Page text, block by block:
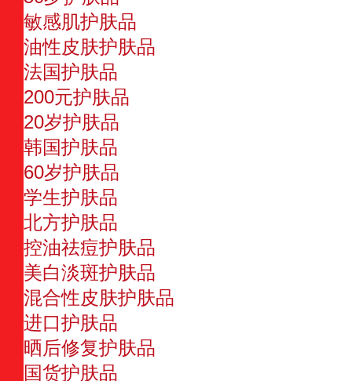
敏感肌护肤品
油性皮肤护肤品
法国护肤品
200元护肤品
20岁护肤品
韩国护肤品
60岁护肤品
学生护肤品
北方护肤品
控油祛痘护肤品
美白淡斑护肤品
混合性皮肤护肤品
进口护肤品
晒后修复护肤品
国货护肤品